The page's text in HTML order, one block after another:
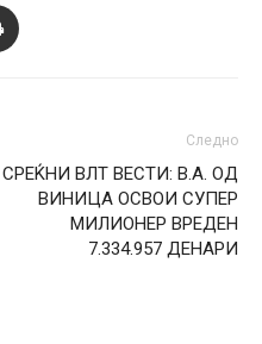
Следно
СРЕЌНИ ВЛТ ВЕСТИ: В.A. ОД
ВИНИЦА ОСВОИ СУПЕР
МИЛИОНЕР ВРЕДЕН
7.334.957 ДЕНАРИ